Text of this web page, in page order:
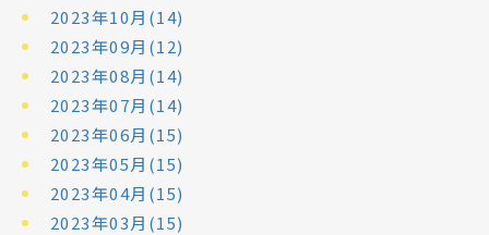
2023年10月(14)
2023年09月(12)
2023年08月(14)
2023年07月(14)
2023年06月(15)
2023年05月(15)
2023年04月(15)
2023年03月(15)